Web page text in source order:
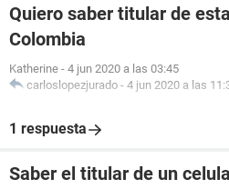
Quiero saber titular de
Colombia
Katherine - 4 jun 2020 a las 03:45
carloslopezjurado - 4 jun 2020 a las
1 respuesta
Saber el titular de un